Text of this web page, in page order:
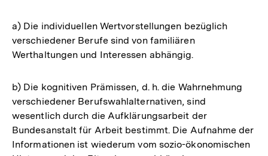
der
Fußnote
a) Die individuellen Wertvorstellungen bezüglich
verschiedener Berufe sind von familiären
Werthaltungen und Interessen abhängig.
b) Die kognitiven Prämissen, d. h. die Wahrnehmung
verschiedener Berufswahlalternativen, sind
wesentlich durch die Aufklärungsarbeit der
Bundesanstalt für Arbeit bestimmt. Die Aufnahme der
Informationen ist wiederum vom sozio-ökonomischen